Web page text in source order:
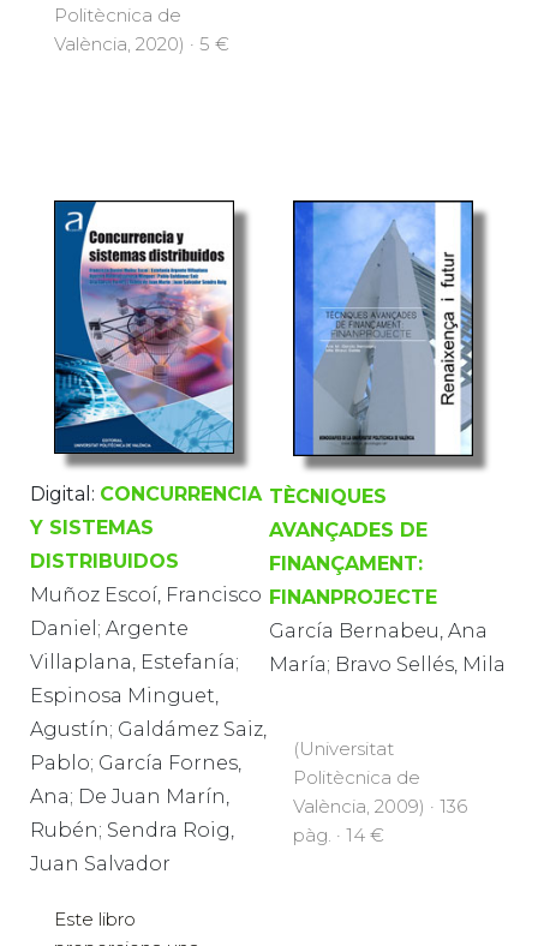
Politècnica de
València, 2020) · 5 €
Digital: CONCURRENCIA
Y SISTEMAS
DISTRIBUIDOS
Muñoz Escoí, Francisco
Daniel; Argente
Villaplana, Estefanía;
Espinosa Minguet,
Agustín; Galdámez Saiz,
Pablo; García Fornes,
Ana; De Juan Marín,
Rubén; Sendra Roig,
Juan Salvador
Este libro
TÈCNIQUES
AVANÇADES DE
FINANÇAMENT:
FINANPROJECTE
García Bernabeu, Ana
María; Bravo Sellés, Mila
(Universitat
Politècnica de
València, 2009) · 136
pàg. · 14 €